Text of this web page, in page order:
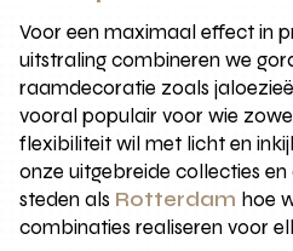
Voor een maximaal effect in
uitstraling combineren we
raamdecoratie zoals
vooral populair voor wie
flexibiliteit wil met licht en
onze uitgebreide collecties
steden als Rotterdam hoe
combinaties realiseren voor